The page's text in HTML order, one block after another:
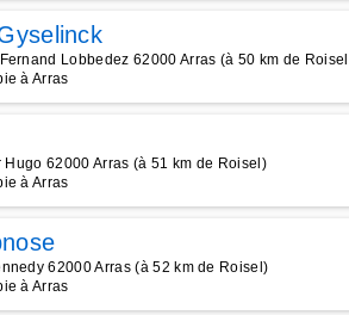
Lobbedez 62000 Arras (à 50 km de
à Arras
Hugo 62000 Arras (à 51 km de Roisel)
à Arras
62000 Arras (à 52 km de Roisel)
à Arras